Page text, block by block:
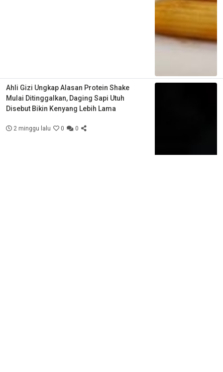
Ahli Gizi Ungkap Alasan Protein Shake
Mulai Ditinggalkan, Daging Sapi Utuh
Disebut Bikin Kenyang Lebih Lama
2 minggu lalu 0 0